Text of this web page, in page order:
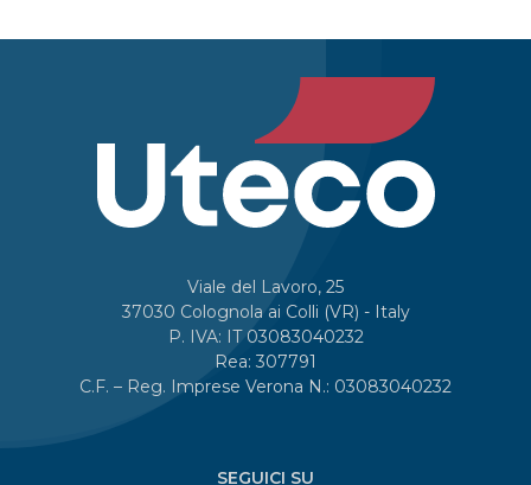
Viale del Lavoro, 25
37030 Colognola ai Colli (VR) - Italy
P. IVA: IT 03083040232
Rea: 307791
C.F. – Reg. Imprese Verona N.: 03083040232
SEGUICI SU